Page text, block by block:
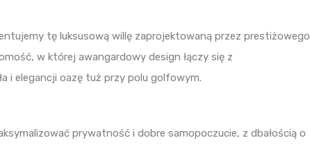
tę luksusową willę zaprojektowaną przez prestiżowego
w której awangardowy design łączy się z
i elegancji oazę tuż przy polu golfowym.
prywatność i dobre samopoczucie, z dbałością o